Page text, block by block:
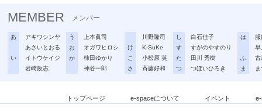
MEMBER メンバー
あ
アキワシンヤ
あさいとおる
い
イトウケイジ
岩崎政志
う
上本眞司
お
オガワヒロシ
か
柿田ゆかり
神谷一郎
川野隆司
け
K-SuKe
こ
小松原 英
さ
斉藤好和
し
白石佳子
す
すがのやすのり
た
田川 秀樹
つ
つぼいひろき
は
早
ふ
古
ま
トップページ e-spaceについて イベント